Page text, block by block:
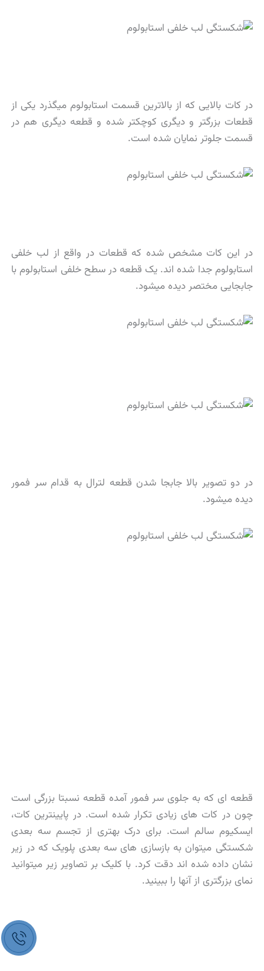
در کات بالایی که از بالاترین قسمت استابولوم میگذرد یکی از
قطعات بزرگتر و دیگری کوچکتر شده و قطعه دیگری هم در
قسمت جلوتر نمایان شده است.
در این کات مشخص شده که قطعات در واقع از لب خلفی
استابولوم جدا شده اند. یک قطعه در سطح خلفی استابولوم با
جابجایی مختصر دیده میشود.
در دو تصویر بالا جابجا شدن قطعه لترال به قدام سر فمور
دیده میشود.